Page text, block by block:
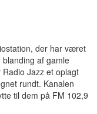
der har været
af gamle
Jazz et oplagt
rundt. Kanalen
til dem på FM 102,9